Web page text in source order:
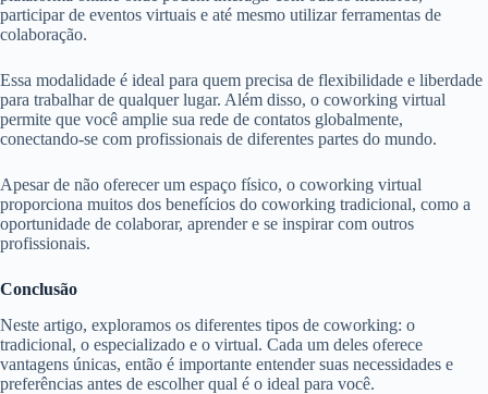
participar de eventos virtuais e até mesmo utilizar ferramentas de
colaboração.
Essa modalidade é ideal para quem precisa de flexibilidade e liberdade
para trabalhar de qualquer lugar. Além disso, o coworking virtual
permite que você amplie sua rede de contatos globalmente,
conectando-se com profissionais de diferentes partes do mundo.
Apesar de não oferecer um espaço físico, o coworking virtual
proporciona muitos dos benefícios do coworking tradicional, como a
oportunidade de colaborar, aprender e se inspirar com outros
profissionais.
Conclusão
Neste artigo, exploramos os diferentes tipos de coworking: o
tradicional, o especializado e o virtual. Cada um deles oferece
vantagens únicas, então é importante entender suas necessidades e
preferências antes de escolher qual é o ideal para você.